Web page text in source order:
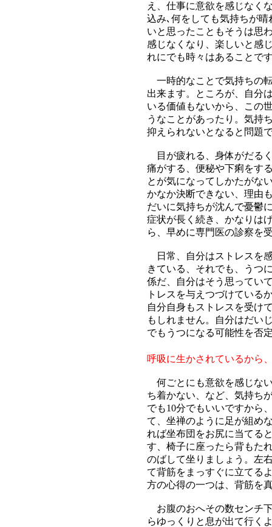
え、仕事に意欲を感じなく
込み､何をしても気持ちが
いと思ったこともそうは思
感じなくなり、楽しいと感
れにでも時々はあることで
一時的なことで気持ちの
出来ます。ところが、自分
いる価値もないから、この
うなことがあったり。気持
抑えられないとなると問題
目が疲れる、身体がだる
痛がする、便秘や下痢をす
とが気になってしかたがな
かなか決断できない、理由
だいに気持ちが沈んで憂鬱
症状が長く続き、かなりは
ら、早めに専門医の診察を
日常、自分はストレスを
きている、それでも、うつ
係だ、自分はそう思ってい
トレスを与えつづけている
自分自身もストレスを受け
もしれません。自分はだい
でもうつになる可能性を否
呼吸に生かされているから
何ごとにも意欲を感じな
ち着かない、など、気持ち
でも10分でもいいですから
て、坐禅のように足が組め
れば坐布団をお尻に当てる
す、椅子に座ったら背もた
のばして坐りましょう。左
て背筋をまっすぐに立てる
方の心得の一つは、背筋を
お腹のおへその数センチ
らゆっくりと息が出て行く